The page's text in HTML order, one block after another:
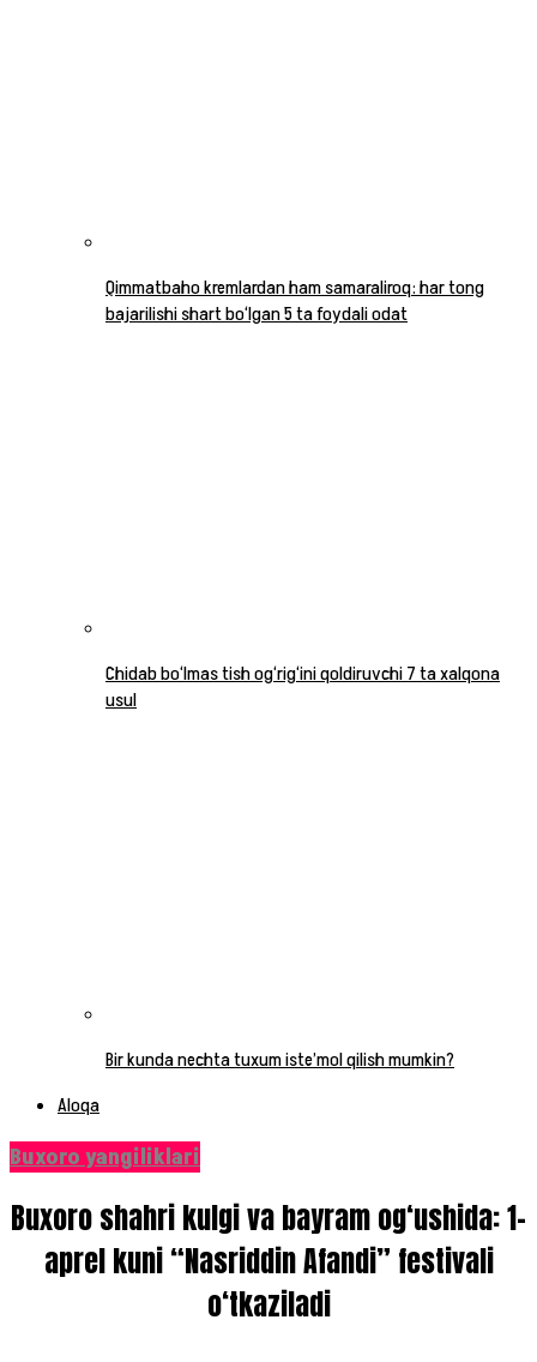
Qimmatbaho kremlardan ham samaraliroq: har tong
bajarilishi shart bo‘lgan 5 ta foydali odat
Chidab bo‘lmas tish og‘rig‘ini qoldiruvchi 7 ta xalqona
usul
Bir kunda nechta tuxum iste’mol qilish mumkin?
Aloqa
Buxoro yangiliklari
Buxoro shahri kulgi va bayram og‘ushida: 1-
aprel kuni “Nasriddin Afandi” festivali
o‘tkaziladi